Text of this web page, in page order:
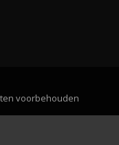
voorbehouden